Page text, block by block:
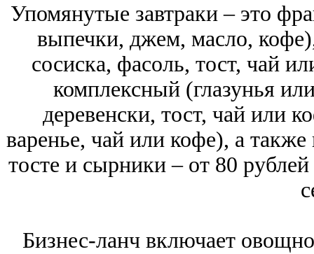
Упомянутые завтраки – это
выпечки, джем, масло,
сосиска, фасоль, тост, чай
комплексный (глазунья
деревенски, тост, чай или
варенье, чай или кофе), а
тосте и сырники – от 80
Бизнес-ланч включает